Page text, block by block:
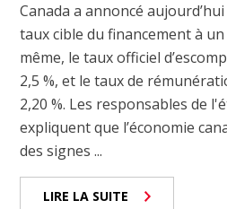
Canada a annoncé
taux cible du financement à un
même, le taux officiel
2,5 %, et le taux de
2,20 %. Les responsables de
expliquent que l’économie
des signes ...
LIRE LA SUITE